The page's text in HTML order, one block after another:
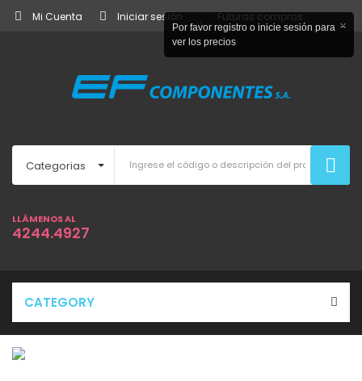
Mi Cuenta Iniciar sesión Futuras compras
Categorias
LLÁMENOS AL
4244.4927
CATEGORY
×
Por favor registro o inicie sesión para
ver los precios